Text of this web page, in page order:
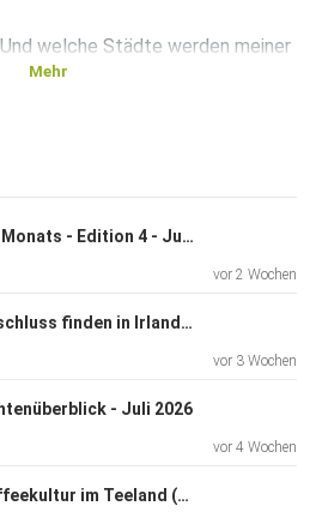
welche Städte werden meiner
3 Städte in Irland
auf Platz 1 landet
Mehr
Hörerfrage des Monats - Edition 4 - Juli 2026
vor 2 Wochen
Episode 78 - Anschluss finden in Irland – zwischen Pub-Bekanntschaften und echten Freundschaften
vor 3 Wochen
- Juli 2026
vor 4 Wochen
Episode 77 - Kaffeekultur im Teeland (?) Irland